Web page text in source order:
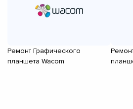
Ремонт Графического
планшета Wacom